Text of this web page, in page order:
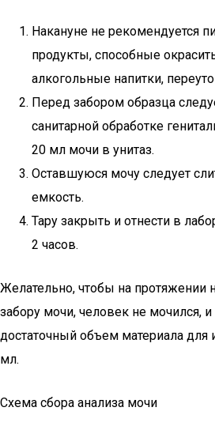
Накануне не рекомендуется
продукты, способные
алкогольные напитки,
Перед забором образца
санитарной обработке
20 мл мочи в унитаз.
Оставшуюся мочу следует
емкость.
Тару закрыть и отнести в
2 часов.
Желательно, чтобы на
забору мочи, человек не мочился, и
достаточный объем материала для
мл.
Схема сбора анализа мочи